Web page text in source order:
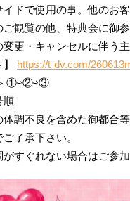
ドで使用の事。他のお
観覧の他、特典会に御
更・キャンセルに伴う
https://t-dv.com/
①⇨②⇨③
順
体調不良を含めた御都合
ご了承下さい。
がすぐれない場合はご参